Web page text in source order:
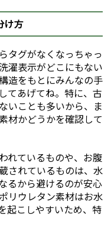
け方
タグがなくなっちゃっ
濯表示がどこにもない
造をもとにみんなの手
てあげてね。特に、古
いことも多いから、ま
材かどうかを確認して
れているものや、お腹
されているものは、水
るから避けるのが安心
リウレタン素材はお水
起こしやすいため、特